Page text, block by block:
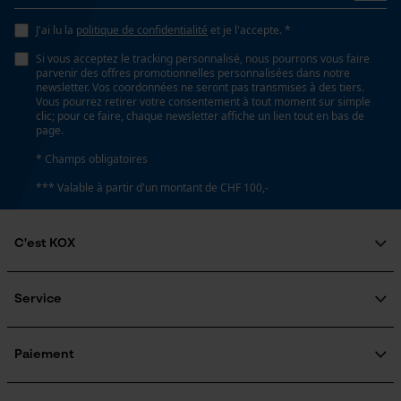
J'ai lu la politique de confidentialité et je l'accepte. *
Si vous acceptez le tracking personnalisé, nous pourrons vous faire
parvenir des offres promotionnelles personnalisées dans notre
newsletter. Vos coordonnées ne seront pas transmises à des tiers.
Vous pourrez retirer votre consentement à tout moment sur simple
clic; pour ce faire, chaque newsletter affiche un lien tout en bas de
page.
* Champs obligatoires
*** Valable à partir d'un montant de CHF 100,-
C'est KOX
Engagement social
Inscription à la newsletter
Service
Traitement des retours
Paiement
Econda Analytics
Mouseflow Web Analytics Tool
Fact-Finder Tracking
Cookies de performance et de
fonctionnalité
Loop54 Personalization
Panier sauvegardé
Géo-IP et détection des